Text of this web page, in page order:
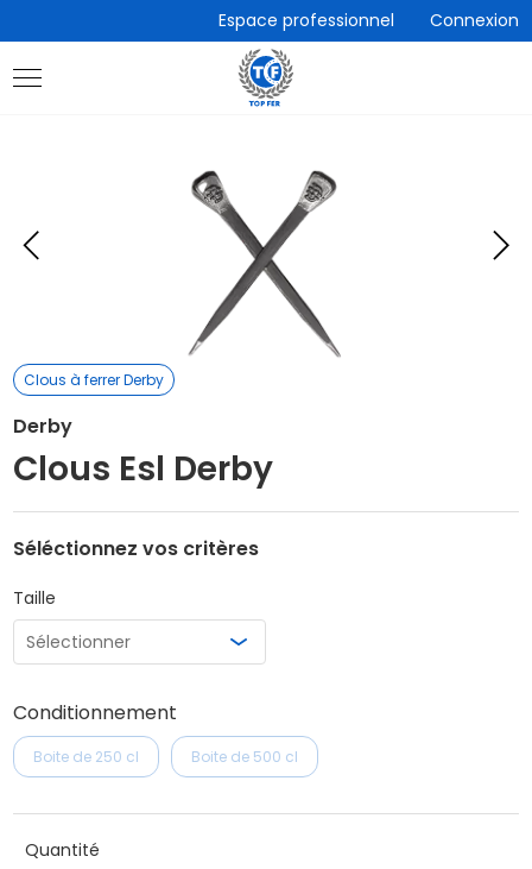
directement
au
contenu
Espace professionnel Connexion
Clous à ferrer Derby
Derby
Clous Esl Derby
Séléctionnez vos critères
Taille
Conditionnement
Boite de 250 cl Boite de 500 cl
Quantité